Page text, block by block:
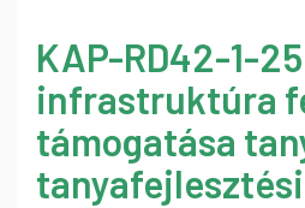
KAP-RD42-1-
infrastruktúra
támogatása